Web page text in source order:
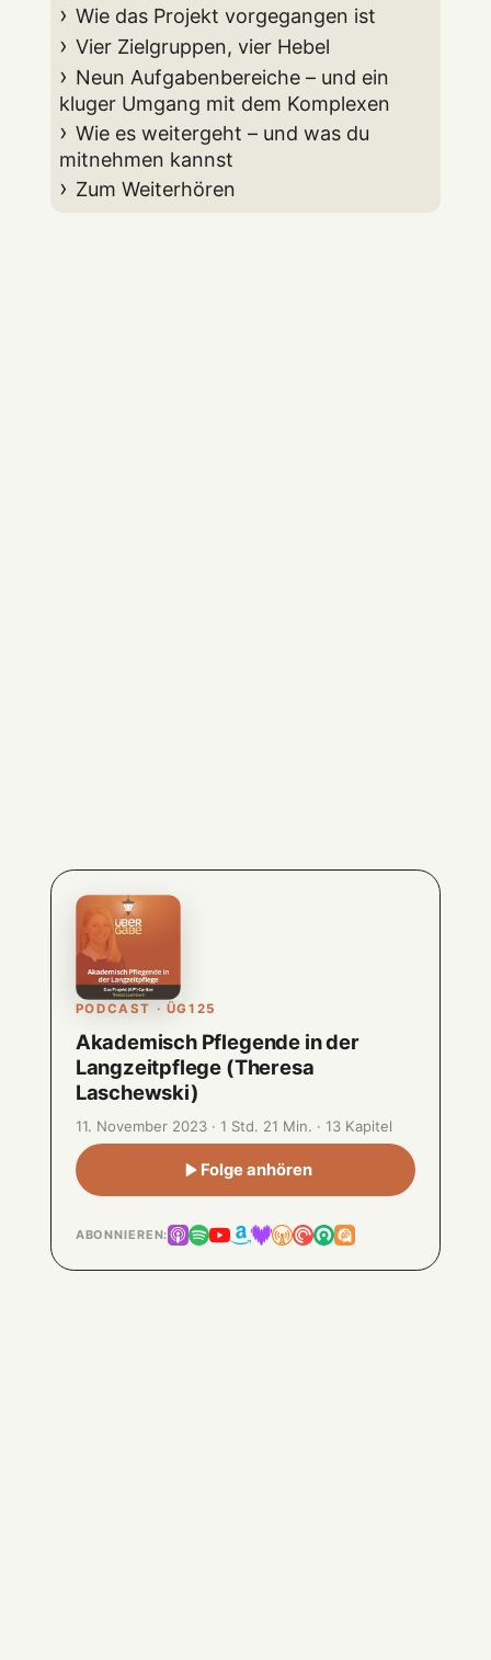
Wie das Projekt vorgegangen ist
Vier Zielgruppen, vier Hebel
Neun Aufgabenbereiche – und ein
kluger Umgang mit dem Komplexen
Wie es weitergeht – und was du
mitnehmen kannst
Zum Weiterhören
PODCAST · ÜG125
Akademisch Pflegende in der
Langzeitpflege (Theresa
Laschewski)
11. November 2023 · 1 Std. 21 Min. · 13 Kapitel
Folge anhören
ABONNIEREN: